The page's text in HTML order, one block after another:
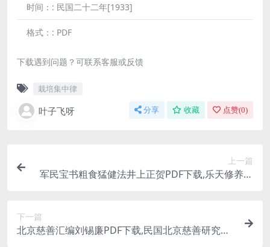
时间：: 民国二十二年[1933]
格式：: PDF
下载遇到问题？可联系客服或反馈
栽培集中律
叶子飞呀 分享 收藏 点赞(0)
上一篇
军民宝书粗食猛健法井上正贺PDF下载,乐天修养馆
下一篇
北京慈善汇编刘锡廉PDF下载,民国北京慈善研究史